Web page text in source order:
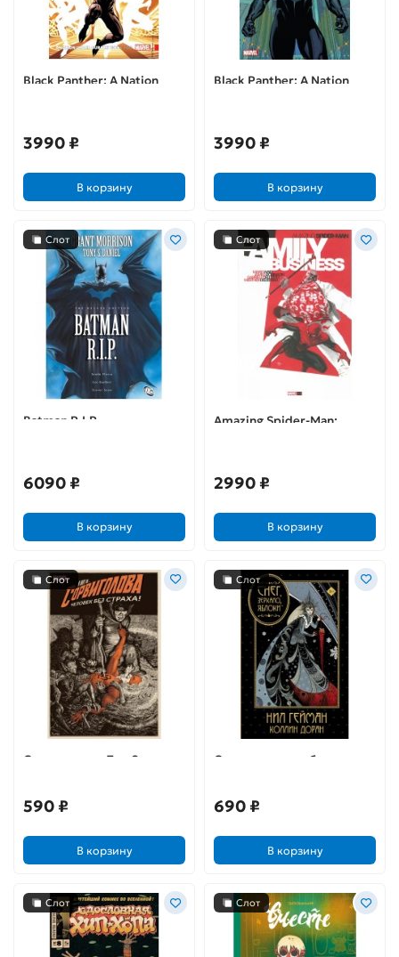
Black Panther: A Nation
3990 ₽
В корзину
Black Panther: A Nation
3990 ₽
В корзину
Слот
Batman R.I.P.
6090 ₽
В корзину
Слот
Amazing Spider-Man:
2990 ₽
В корзину
Слот
Сорвиголова. Том 2
590 ₽
В корзину
Слот
Снег, зеркало, яблоки
690 ₽
В корзину
Слот Слот